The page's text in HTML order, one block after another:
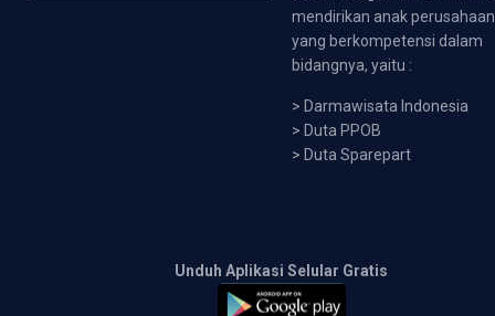
mendirikan anak perusahaan
yang berkompetensi dalam
bidangnya, yaitu :
> Darmawisata Indonesia
> Duta PPOB
> Duta Sparepart
Unduh Aplikasi Selular Gratis